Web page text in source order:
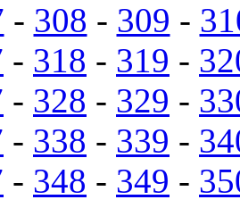
- 308 - 309 -
- 318 - 319 -
- 328 - 329 -
- 338 - 339 -
- 348 - 349 -